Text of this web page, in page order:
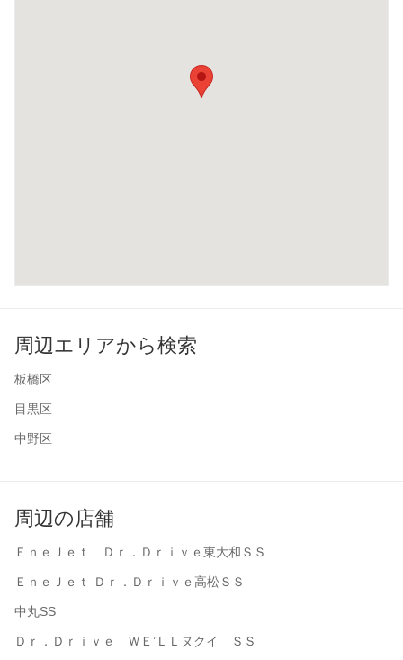
周辺エリアから検索
板橋区
目黒区
中野区
周辺の店舗
ＥｎｅＪｅｔ Ｄｒ．Ｄｒｉｖｅ東大和ＳＳ
ＥｎｅＪｅｔ Ｄｒ．Ｄｒｉｖｅ高松ＳＳ
中丸SS
Ｄｒ．Ｄｒｉｖｅ ＷＥ’ＬＬヌクイ ＳＳ